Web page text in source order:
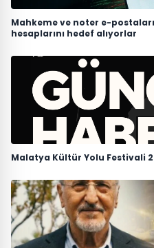
Mahkeme ve noter e-
hesaplarını hedef alıyorlar
Malatya Kültür Yolu Festivali